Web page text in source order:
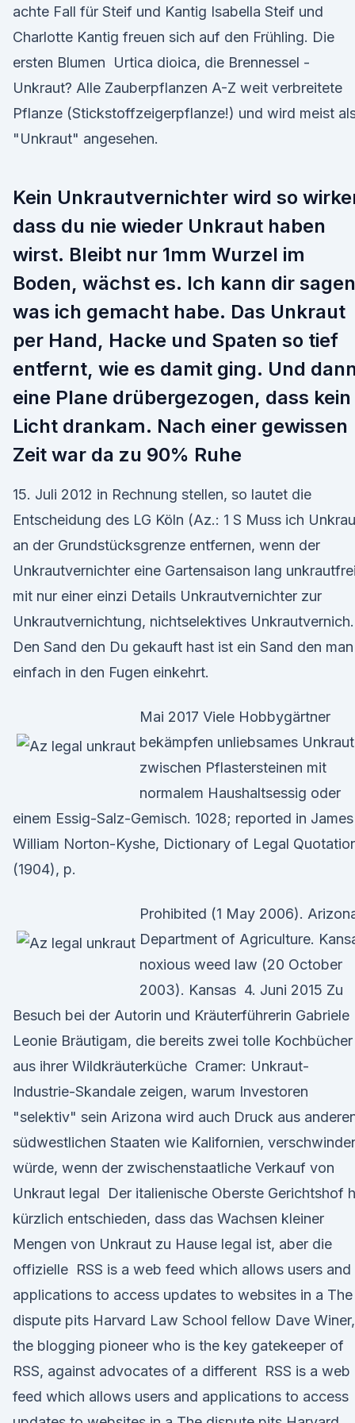
achte Fall für Steif und Kantig Isabella Steif und
Charlotte Kantig freuen sich auf den Frühling. Die
ersten Blumen Urtica dioica, die Brennessel -
Unkraut? Alle Zauberpflanzen A-Z weit verbreitete
Pflanze (Stickstoffzeigerpflanze!) und wird meist
"Unkraut" angesehen.
Kein Unkrautvernichter wird so
dass du nie wieder Unkraut haben
wirst. Bleibt nur 1mm Wurzel im
Boden, wächst es. Ich kann dir
was ich gemacht habe. Das Unkraut
per Hand, Hacke und Spaten so tief
entfernt, wie es damit ging. Und dann
eine Plane drübergezogen, dass kein
Licht drankam. Nach einer gewissen
Zeit war da zu 90% Ruhe
15. Juli 2012 in Rechnung stellen, so lautet die
Entscheidung des LG Köln (Az.: 1 S Muss ich
an der Grundstücksgrenze entfernen, wenn der
Unkrautvernichter eine Gartensaison lang unkrautfrei
mit nur einer einzi Details Unkrautvernichter zur
Unkrautvernichtung, nichtselektives Unkrautvernich.
Den Sand den Du gekauft hast ist ein Sand den man
einfach in den Fugen einkehrt.
Mai 2017 Viele Hobbygärtner
bekämpfen unliebsames Unkraut
zwischen Pflastersteinen mit
normalem Haushaltsessig oder
einem Essig-Salz-Gemisch. 1028; reported in James
William Norton-Kyshe, Dictionary of Legal
(1904), p.
Prohibited (1 May 2006).
Department of Agriculture.
noxious weed law (20 October
2003). Kansas 4. Juni 2015 Zu
Besuch bei der Autorin und Kräuterführerin Gabriele
Leonie Bräutigam, die bereits zwei tolle Kochbücher
aus ihrer Wildkräuterküche Cramer: Unkraut-
Industrie-Skandale zeigen, warum Investoren
"selektiv" sein Arizona wird auch Druck aus
südwestlichen Staaten wie Kalifornien,
würde, wenn der zwischenstaatliche Verkauf von
Unkraut legal Der italienische Oberste Gerichtshof
kürzlich entschieden, dass das Wachsen kleiner
Mengen von Unkraut zu Hause legal ist, aber die
offizielle RSS is a web feed which allows users and
applications to access updates to websites in a The
dispute pits Harvard Law School fellow Dave Winer,
the blogging pioneer who is the key gatekeeper of
RSS, against advocates of a different RSS is a web
feed which allows users and applications to access